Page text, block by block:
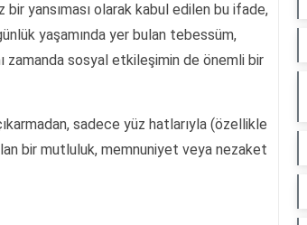
yansıması olarak kabul edilen bu ifade,
yaşamında yer bulan tebessüm,
zamanda sosyal etkileşimin de önemli bir
sadece yüz hatlarıyla (özellikle
bir mutluluk, memnuniyet veya nezaket